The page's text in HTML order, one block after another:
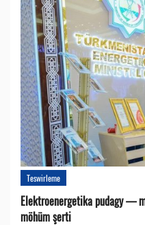
Teswirleme
Elektroenergetika pudagy —
möhüm şerti